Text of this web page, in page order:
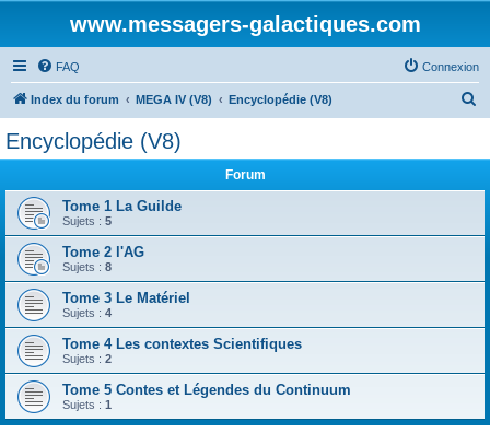
www.messagers-galactiques.com
FAQ Connexion
Index du forum MEGA IV (V8) Encyclopédie (V8)
h
Encyclopédie (V8)
Forum
Tome 1 La Guilde
Sujets : 5
Tome 2 l'AG
Sujets : 8
Tome 3 Le Matériel
Sujets : 4
Tome 4 Les contextes Scientifiques
Sujets : 2
Tome 5 Contes et Légendes du Continuum
Sujets : 1